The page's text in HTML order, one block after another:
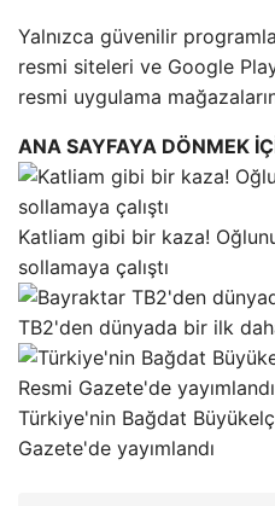
Yalnızca güvenilir
resmi siteleri ve Google
resmi uygulama
ANA SAYFAYA DÖNMEK
Katliam gibi bir kaza!
sollamaya çalıştı
TB2'den dünyada bir ilk
Türkiye'nin Bağdat
Gazete'de yayımlandı